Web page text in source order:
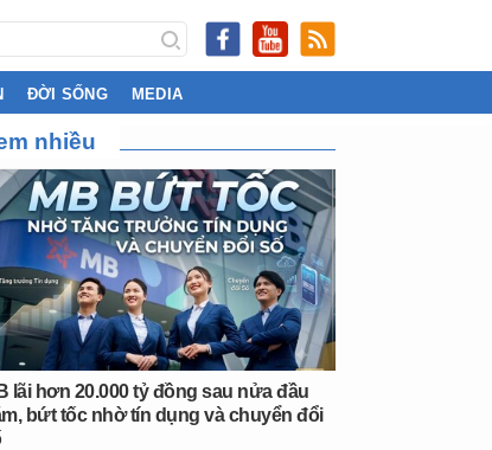
ĐỜI SỐNG MEDIA
nhiều
lãi hơn 20.000 tỷ đồng sau nửa đầu
bứt tốc nhờ tín dụng và chuyển đổi